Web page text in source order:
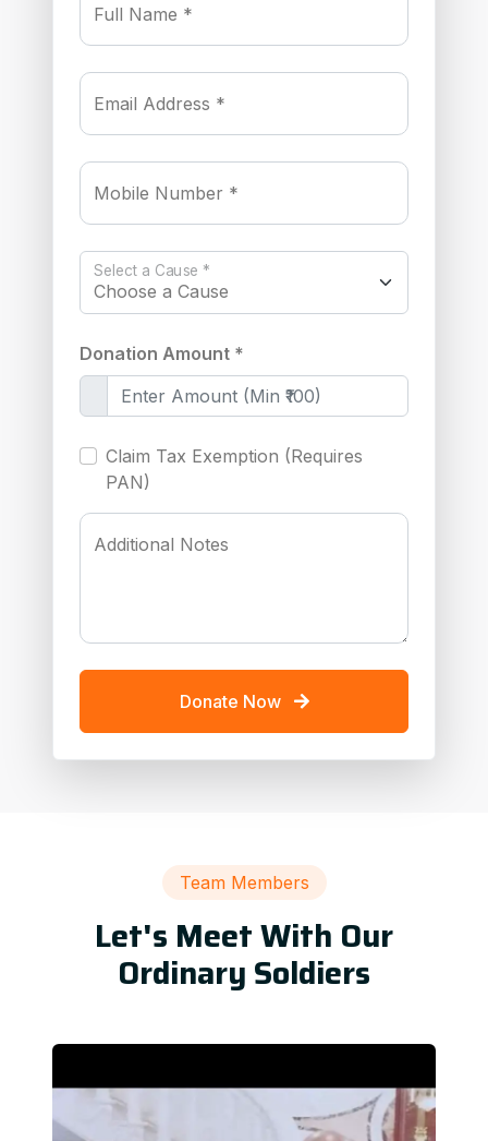
Full Name *
Email Address *
Mobile Number *
Select a Cause *
Donation Amount *
Claim Tax Exemption (Requires
PAN)
Additional Notes
Donate Now
Team Members
Let's Meet With Our
Ordinary Soldiers